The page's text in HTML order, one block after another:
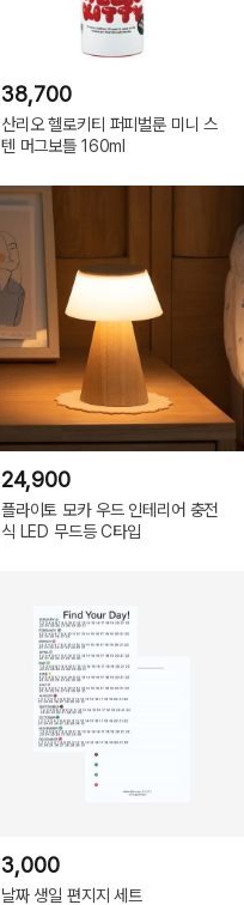
38,700
산리오 헬로키티 퍼피벌룬 미니 스
텐 머그보틀 160ml
24,900
플라이토 모카 우드 인테리어 충전
식 LED 무드등 C타입
3,000
날짜 생일 편지지 세트